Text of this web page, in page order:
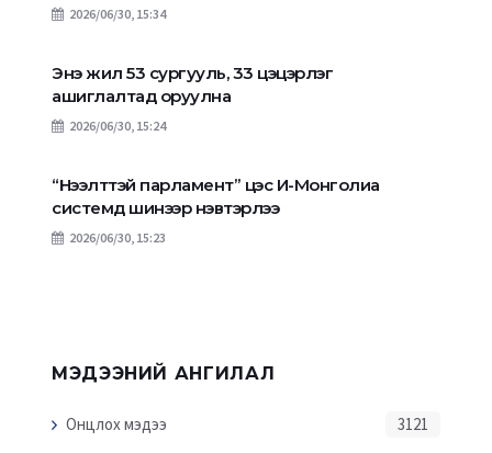
2026/06/30, 15:34
Энэ жил 53 сургууль, 33 цэцэрлэг
ашиглалтад оруулна
2026/06/30, 15:24
“Нээлттэй парламент” цэс И-Монголиа
системд шинээр нэвтэрлээ
2026/06/30, 15:23
МЭДЭЭНИЙ АНГИЛАЛ
Онцлох мэдээ 3121